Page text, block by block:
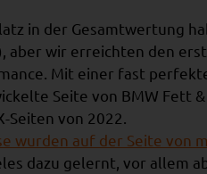
in der Gesamtwertung
aber wir erreichten den
Mit einer fast
Seite von BMW Fett
Seiten von 2022.
wurden auf der Seite von
dazu gelernt, vor allem